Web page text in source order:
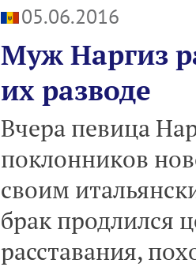
05.06.2016
Муж Наргиз
их разводе
Вчера певица
поклонников
своим
брак продлился
расставания,